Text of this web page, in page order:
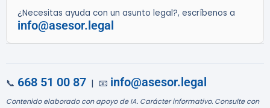
¿Necesitas ayuda con un asunto legal?, escríbenos a
info@asesor.legal
📞 668 51 00 87 | 📧 info@asesor.legal
Contenido elaborado con apoyo de IA. Carácter informativo. Consulte con